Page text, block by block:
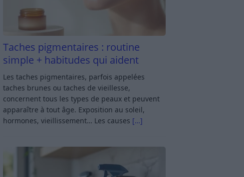
Taches pigmentaires : routine
simple + habitudes qui aident
Les taches pigmentaires, parfois appelées
taches brunes ou taches de vieillesse,
concernent tous les types de peaux et peuvent
apparaître à tout âge. Exposition au soleil,
hormones, vieillissement… Les causes […]